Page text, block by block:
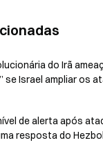
do Irã
se Israel ampliar os
de alerta após
resposta do